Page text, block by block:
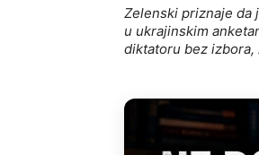
Zelenski priznaje da
u ukrajinskim
diktatoru bez